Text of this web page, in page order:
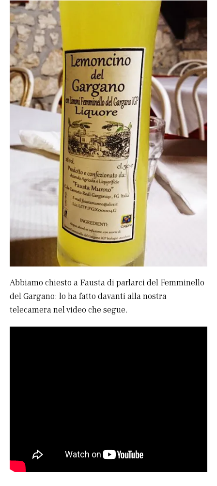
Abbiamo chiesto a Fausta di parlarci del Femminello
del Gargano: lo ha fatto davanti alla nostra
telecamera nel video che segue.